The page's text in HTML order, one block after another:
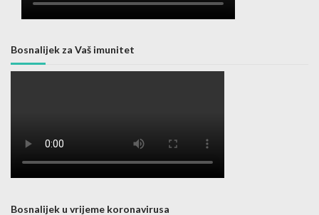
Bosnalijek za Vaš imunitet
Bosnalijek u vrijeme koronavirusa